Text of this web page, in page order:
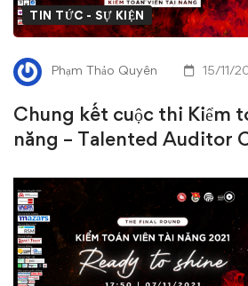
thi
Kiểm
toán
viên
tài
năng
–
TIN TỨC - SỰ KIỆN
Phạm Thảo Quyên 15/11/
Chung kết cuộc thi Kiểm
năng – Talented Auditor